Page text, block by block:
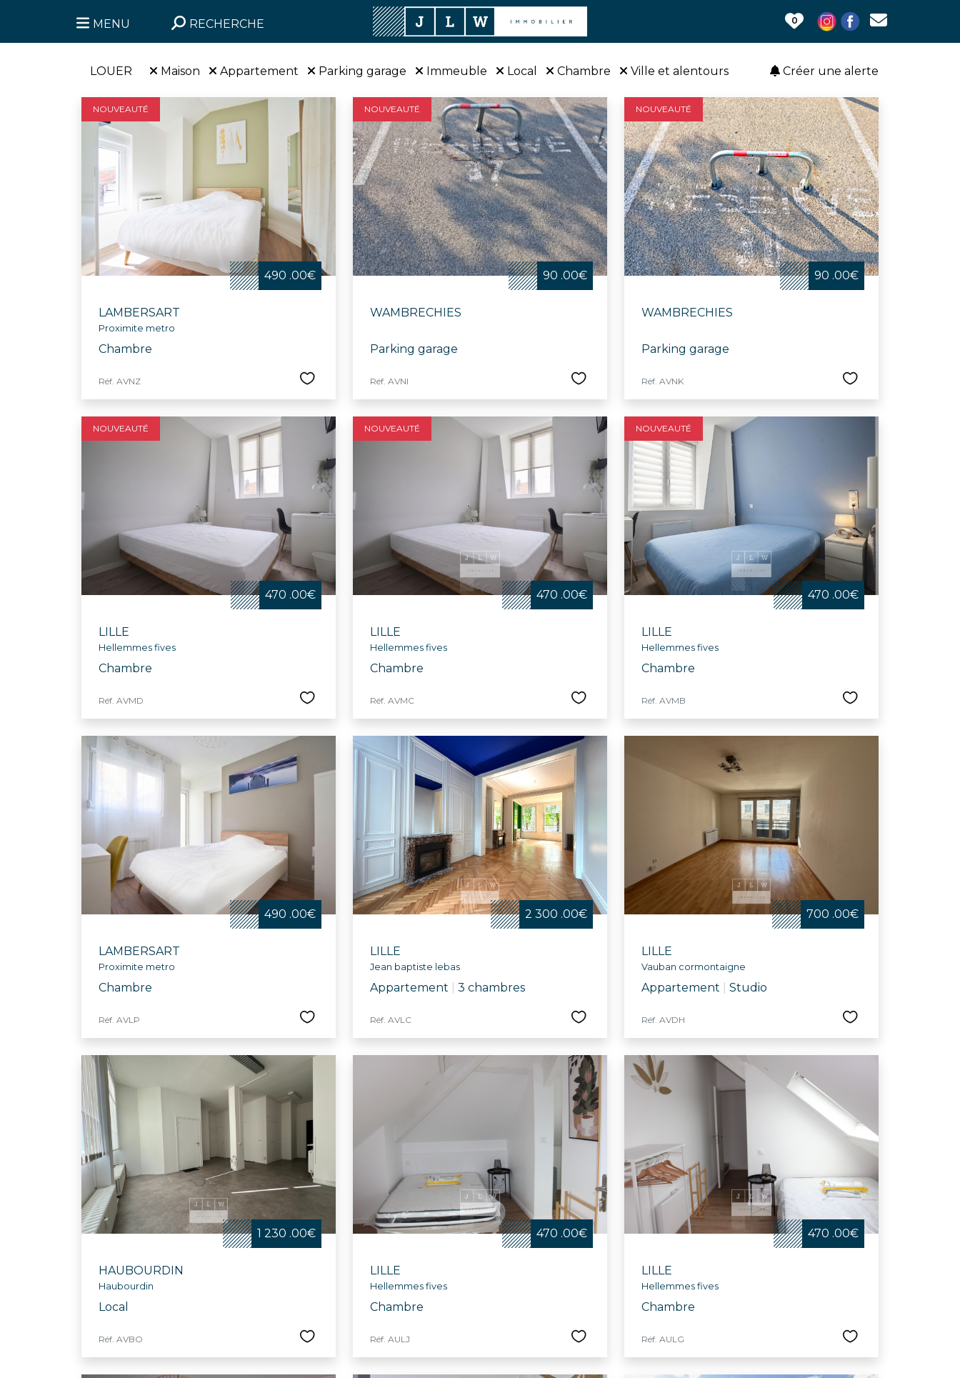
MENU RECHERCHE 0
Créer une alerte
LOUER Maison Appartement Parking garage Immeuble Local Chambre Ville et alentours
NOUVEAUTÉ
490 .00€
LAMBERSART
Proximite metro
Chambre
Réf. AVNZ
NOUVEAUTÉ
90 .00€
WAMBRECHIES
Parking garage
Réf. AVNI
NOUVEAUTÉ
90 .00€
WAMBRECHIES
Parking garage
Réf. AVNK
NOUVEAUTÉ
470 .00€
LILLE
Hellemmes fives
Chambre
Réf. AVMD
NOUVEAUTÉ
470 .00€
LILLE
Hellemmes fives
Chambre
Réf. AVMC
NOUVEAUTÉ
470 .00€
LILLE
Hellemmes fives
Chambre
Réf. AVMB
490 .00€
LAMBERSART
Proximite metro
Chambre
Réf. AVLP
2 300 .00€
LILLE
Jean baptiste lebas
Appartement 3 chambres
Réf. AVLC
700 .00€
LILLE
Vauban cormontaigne
Appartement Studio
Réf. AVDH
1 230 .00€
HAUBOURDIN
Haubourdin
Local
Réf. AVBO
470 .00€
LILLE
Hellemmes fives
Chambre
Réf. AULJ
470 .00€
LILLE
Hellemmes fives
Chambre
Réf. AULG